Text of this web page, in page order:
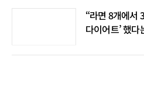
“라면 8개에서
다이어트’ 했